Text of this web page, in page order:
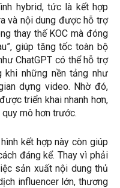
hybrid, tức là kết hợp
và nội dung được hỗ trợ
thay thế KOC mà đóng
giúp tăng tốc toàn bộ
ChatGPT có thể hỗ trợ
những nền tảng như
dựng video. Nhờ đó,
triển khai nhanh hơn,
mô hơn trước.
kết hợp này còn giúp
đáng kể. Thay vì phải
sản xuất nội dung thủ
influencer lớn, thương